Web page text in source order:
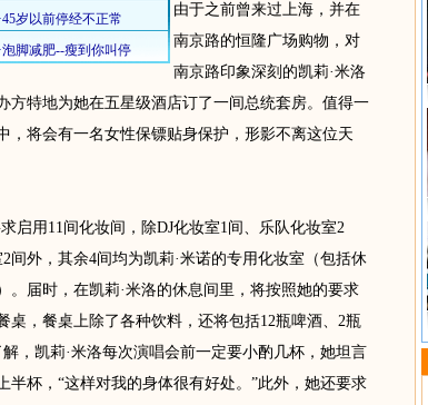
由于之前曾来过上海，并在
南京路的恒隆广场购物，对
南京路印象深刻的凯莉·米洛
方特地为她在五星级酒店订了一间总统套房。值得一
，将会有一名女性保镖贴身保护，形影不离这位天
用11间化妆间，除DJ化妆室1间、乐队化妆室2
间外，其余4间均为凯莉·米诺的专用化妆室（包括休
。届时，在凯莉·米洛的休息间里，将按照她的要求
桌，餐桌上除了各种饮料，还将包括12瓶啤酒、2瓶
，凯莉·米洛每次演唱会前一定要小酌几杯，她坦言
半杯，“这样对我的身体很有好处。”此外，她还要求